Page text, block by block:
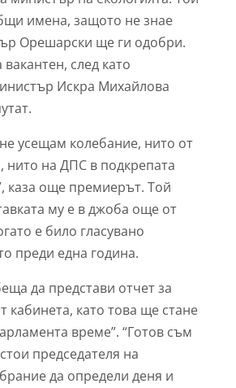
имена, защото не знае
Орешарски ще ги одобри.
след като
Искра Михайлова
усещам колебание, нито от
нито на ДПС в подкрепата
каза още премиерът. Той
му е в джоба още от
е било гласувано
преди една година.
да представи отчет за
кабинета, като това ще стане
време”. “Готов съм
председателя на
да определи деня и